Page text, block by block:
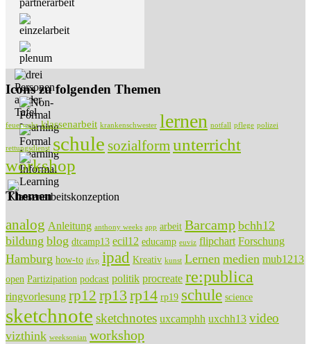
Icons zu folgenden Themen
feuerwehr klassenarbeit krankenschwester lernen notfall pflege polizei
rettungsdienst schule sozialformunterricht
workshop
Themen
analog Anleitung anthony weeks app arbeit Barcamp bchh12
bildung blog dtcamp13 ecil12 educamp euviz flipchart Forschung
Hamburg how-to ifvp ipad Kreativ kunst Lernen medien mub1213
open Partizipation podcast politik procreate re:publica
ringvorlesung rp12 rp13 rp14 rp19 schule science
sketchnote sketchnotes uxcamphh uxchh13 video
vizthink weeksonian workshop